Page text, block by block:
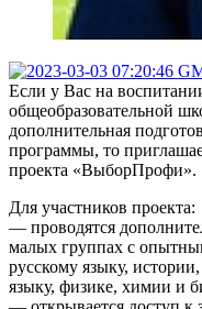
Если у Вас на
общеобразовательной
дополнительная
программы, то
проекта «ВыборПрофи».
Для участников проекта:
— проводятся
малых группах с
русскому языку,
языку, физике, химии и